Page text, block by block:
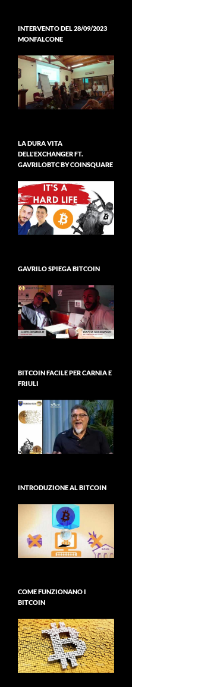
INTERVENTO DEL 28/09/2023
MONFALCONE
LA DURA VITA
DELL'EXCHANGER FT.
GAVRILOBTC BY COINSQUARE
GAVRILO SPIEGA BITCOIN
BITCOIN FACILE PER CARNIA E
FRIULI
INTRODUZIONE AL BITCOIN
COME FUNZIONANO I
BITCOIN